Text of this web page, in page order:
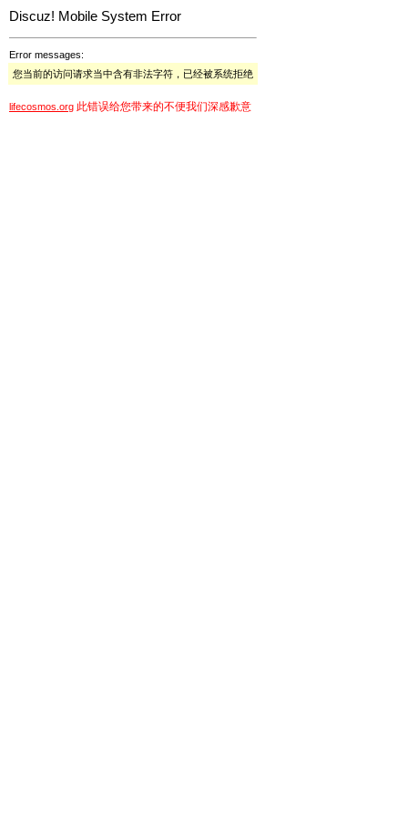
Discuz! Mobile System Error
Error messages:
您当前的访问请求当中含有非法字符，已经被系统拒绝
lifecosmos.org 此错误给您带来的不便我们深感歉意